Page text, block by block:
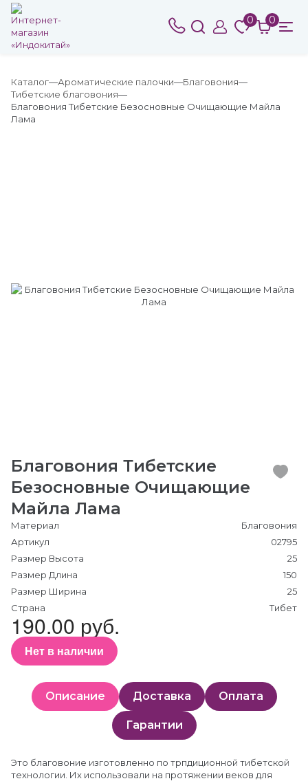
0 0
Каталог Ароматические палочки
Благовония
Тибетские благовония
Благовония Тибетские Безосновные Очищающие Майла
Лама
Благовония Тибетские
Безосновные Очищающие
Майла Лама
Материал
Благовония
Артикул
02795
Размер Высота
25
Размер Длина
150
Размер Ширина
25
Страна
Тибет
190.00 руб.
Нет в наличии
Описание Доставка Оплата
Гарантии
Это благовоние изготовленно по трпдиционной тибетской
технологии. Их использовали на протяжении веков для